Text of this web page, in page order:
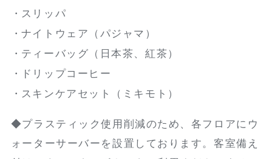
スリッパ
ナイトウェア（パジャマ）
ティーバッグ（日本茶、紅茶）
ドリップコーヒー
スキンケアセット（ミキモト）
◆プラスティック使用削減のため、各フロアにウ
ォーターサーバーを設置しております。客室備え